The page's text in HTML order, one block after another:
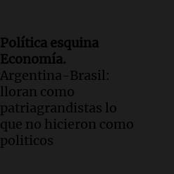
Política esquina
Economía.
Argentina-Brasil:
lloran como
patriagrandistas lo
que no hicieron como
politicos